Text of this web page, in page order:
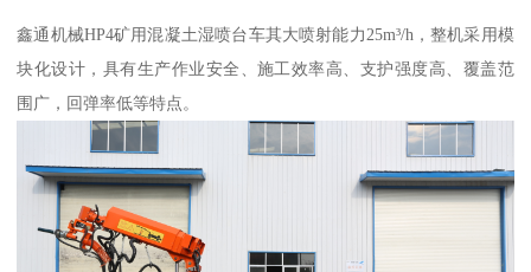
鑫通机械HP4矿用混凝土湿喷台车其大喷射能力25m³/h，整机采用模
块化设计，具有生产作业安全、施工效率高、支护强度高、覆盖范
围广，回弹率低等特点。